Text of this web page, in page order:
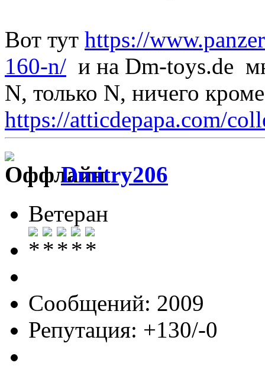
Вот тут https://
160-n/ и на Dm-toys.de
N, только N, ничего
https://atticdepapa.com/
Dmitry206
Ветеран
Сообщений: 2009
Репутация: +130/-0